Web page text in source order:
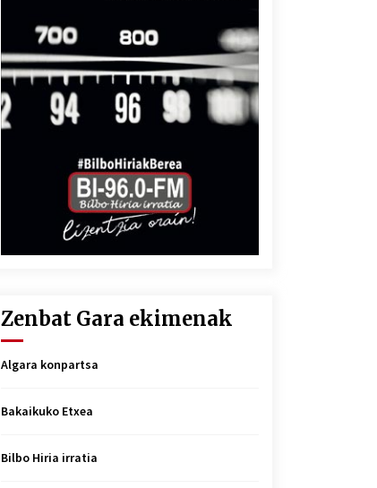
Zenbat Gara ekimenak
Algara konpartsa
Bakaikuko Etxea
Bilbo Hiria irratia